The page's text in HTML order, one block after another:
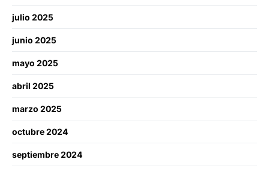
julio 2025
junio 2025
mayo 2025
abril 2025
marzo 2025
octubre 2024
septiembre 2024